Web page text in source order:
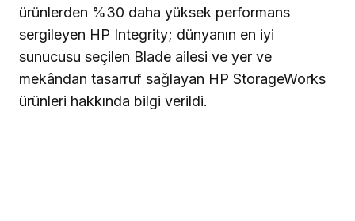
ürünlerden %30 daha yüksek performans
sergileyen HP Integrity; dünyanın en iyi
sunucusu seçilen Blade ailesi ve yer ve
mekândan tasarruf sağlayan HP StorageWorks
ürünleri hakkında bilgi verildi.